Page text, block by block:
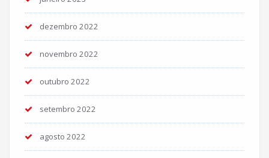
dezembro 2022
novembro 2022
outubro 2022
setembro 2022
agosto 2022